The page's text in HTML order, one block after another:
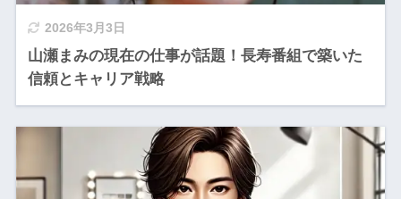
2026年3月3日
山瀬まみの現在の仕事が話題！長寿番組で築いた
信頼とキャリア戦略